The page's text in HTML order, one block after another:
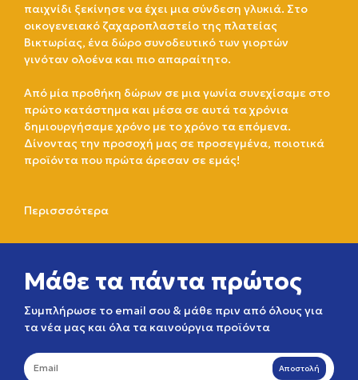
παιχνίδι ξεκίνησε να έχει μια σύνδεση γλυκιά. Στο
οικογενειακό ζαχαροπλαστείο της πλατείας
Βικτωρίας, ένα δώρο συνοδευτικό των γιορτών
γινόταν ολοένα και πιο απαραίτητο.
Από μία προθήκη δώρων σε μια γωνία συνεχίσαμε στο
πρώτο κατάστημα και μέσα σε αυτά τα χρόνια
δημιουργήσαμε χρόνο με το χρόνο τα επόμενα.
Δίνοντας την προσοχή μας σε προσεγμένα, ποιοτικά
προϊόντα που πρώτα άρεσαν σε εμάς!
Περισσσότερα
Μάθε τα πάντα πρώτος
Συμπλήρωσε το email σου & μάθε πριν από όλους για
τα νέα μας και όλα τα καινούργια προϊόντα
Αποστολή